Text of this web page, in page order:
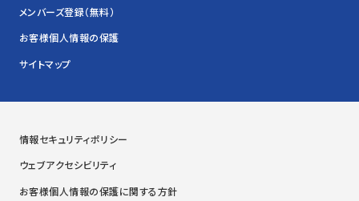
メンバーズ登録（無料）
お客様個人情報の保護
サイトマップ
情報セキュリティポリシー
ウェブアクセシビリティ
お客様個人情報の保護に関する方針